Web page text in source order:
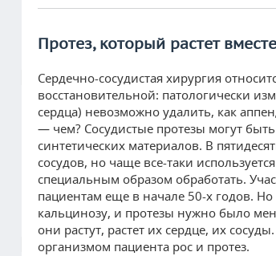
Протез, который растет
Сердечно-сосудистая хирургия
восстановительной: патологически
сердца) невозможно удалить, как
— чем? Сосудистые протезы могут
синтетических материалов. В
сосудов, но чаще все-таки
специальным образом обработать.
пациентам еще в начале 50-х годов.
кальцинозу, и протезы нужно было
они растут, растет их сердце, их
организмом пациента рос и протез.